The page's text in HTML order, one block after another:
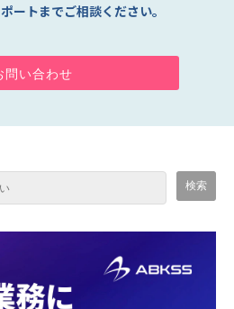
ートまでご相談ください。
問い合わせ